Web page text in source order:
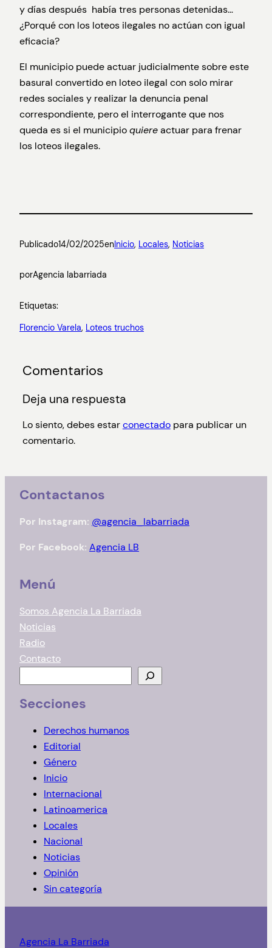
y días después había tres personas detenidas…
¿Porqué con los loteos ilegales no actúan con igual
eficacia?
El municipio puede actuar judicialmente sobre este
basural convertido en loteo ilegal con solo mirar
redes sociales y realizar la denuncia penal
correspondiente, pero el interrogante que nos
queda es si el municipioquiereactuar para frenar
los loteos ilegales.
Publicado14/02/2025enInicio, Locales, Noticias
porAgencia labarriada
Etiquetas:
Florencio Varela, Loteos truchos
Comentarios
Deja una respuesta
Lo siento, debes estarconectadopara publicar un
comentario.
Contactanos
Por Instagram: @agencia_labarriada
Por Facebook: Agencia LB
Menú
Somos Agencia La Barriada
Noticias
Radio
Contacto
u
s
Secciones
Derechos humanos
Editorial
Género
Inicio
Internacional
Latinoamerica
Locales
Nacional
Noticias
Opinión
Sin categoría
Agencia La Barriada